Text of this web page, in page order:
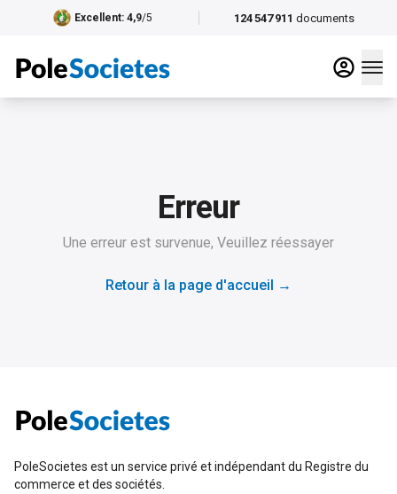
124 547 911 documents
Excellent: 4,9/5
Erreur
Une erreur est survenue, Veuillez réessayer
Retour à la page d'accueil →
PoleSocietes est un service privé et indépendant du Registre du
commerce et des sociétés.